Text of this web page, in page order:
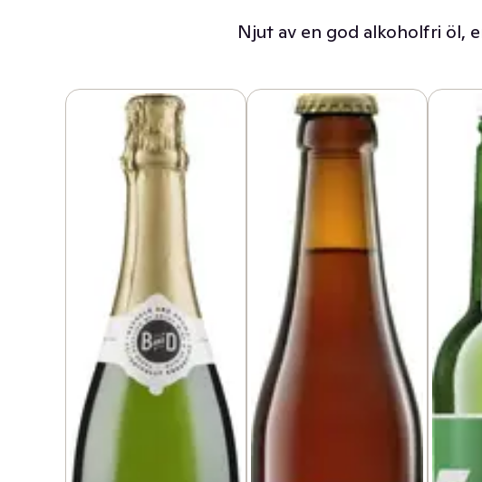
Njut av en god alkoholfri öl,